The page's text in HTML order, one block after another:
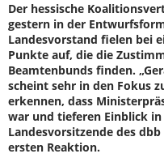
Der hessische
gestern in der
Landesvorstand fielen bei
Punkte auf, die die
Beamtenbunds finden.
scheint sehr in den Fokus
erkennen, dass
war und tieferen Einblick
Landesvorsitzende des
ersten Reaktion.